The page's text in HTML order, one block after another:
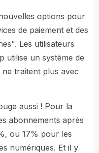
options pour
de paiement et des
Les utilisateurs
utilise un système de
traitent plus avec
aussi ! Pour la
abonnements après
ou 17% pour les
numériques. Et il y